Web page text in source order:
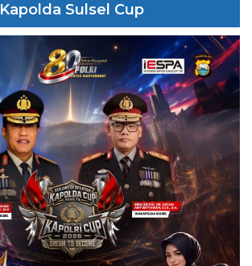
Kapolda Sulsel Cup